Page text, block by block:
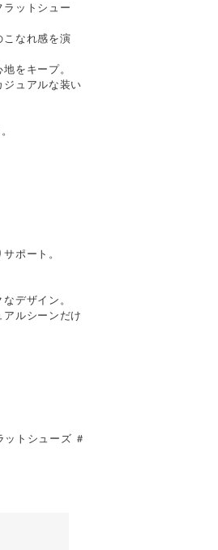
ットシュー
こなれ感を演
をキープ。
ュアルな装い
ポート。
デザイン。
ルシーンだけ
トシューズ ＃